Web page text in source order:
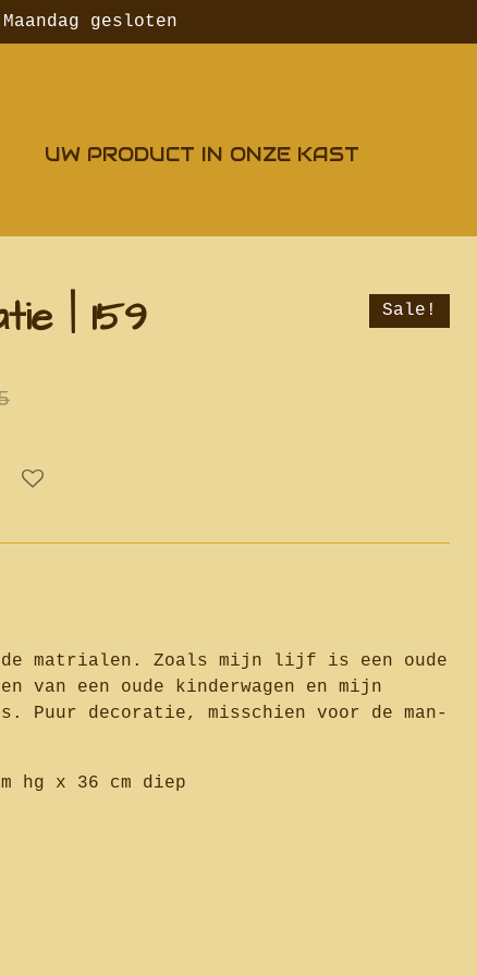
gesloten
UW PRODUCT IN ONZE KAST
| 159 Sale!
matrialen. Zoals mijn lijf is een oude
van een oude kinderwagen en mijn
Puur decoratie, misschien voor de man-
hg x 36 cm diep